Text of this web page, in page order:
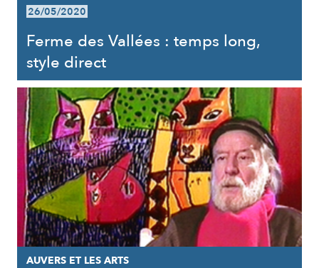
26/05/2020
Ferme des Vallées : temps long,
style direct
AUVERS ET LES ARTS